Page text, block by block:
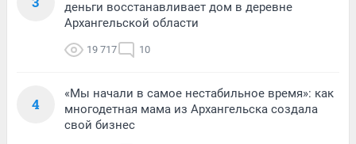
деньги восстанавливает дом в деревне
Архангельской области
19 717 10
4
«Мы начали в самое нестабильное время»: как
многодетная мама из Архангельска создала
свой бизнес